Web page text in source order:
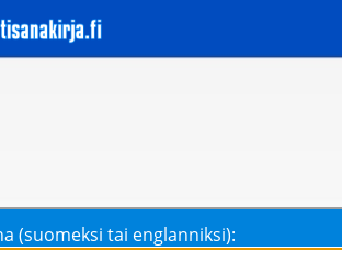
(suomeksi tai englanniksi):